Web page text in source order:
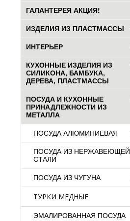
ГАЛАНТЕРЕЯ АКЦИЯ!
ИЗДЕЛИЯ ИЗ ПЛАСТМАССЫ
ИНТЕРЬЕР
КУХОННЫЕ ИЗДЕЛИЯ ИЗ
СИЛИКОНА, БАМБУКА,
ДЕРЕВА, ПЛАСТМАССЫ
ПОСУДА И КУХОННЫЕ
ПРИНАДЛЕЖНОСТИ ИЗ
МЕТАЛЛА
ПОСУДА АЛЮМИНИЕВАЯ
ПОСУДА ИЗ НЕРЖАВЕЮЩЕЙ
СТАЛИ
ПОСУДА ИЗ ЧУГУНА
ТУРКИ МЕДНЫЕ
ЭМАЛИРОВАННАЯ ПОСУДА